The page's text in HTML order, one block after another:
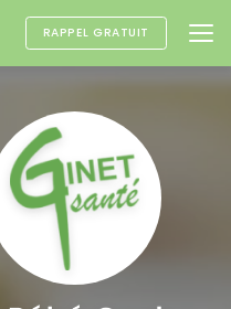
RAPPEL GRATUIT